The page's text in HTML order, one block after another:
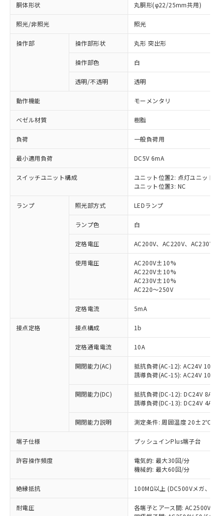
胴体形状 丸胴形(φ22/25mm共用)
照光/非照光 照光
操作部 操作部形状 丸形 突出形
操作部色 白
透明/不透明 透明
動作機能 モーメンタリ
ベゼル材質 樹脂
負荷 一般負荷用
最小適用負荷 DC5V 6mA
スイッチユニット構成
ユニット位置2: 点灯ユニット
ユニット位置3: NC
ランプ 照光部方式 LEDランプ
ランプ色 白
定格電圧 AC200V、AC220V、AC230V
使用電圧
AC200V±10%
AC220V±10%
AC230V±10%
AC220～250V
定格電流 5mA
接点定格 接点構成 1b
定格通電電流 10A
開閉能力(AC)
抵抗負荷(AC-12): AC24V 10A/
誘導負荷(AC-15): AC24V
開閉能力(DC)
抵抗負荷(DC-12): DC24V 8A/
誘導負荷(DC-13): DC24V 4A/
開閉能力説明 測定条件: 周囲温度 20±2℃、
端子仕様 プッシュインPlus端子台
許容操作頻度
電気的: 最大30回/分
機械的: 最大60回/分
絶縁抵抗 100MΩ以上 (DC500Vメガ、点
耐電圧
各端子とアース間: AC2500V
ご利用条件
以下の条件をお読みいただき、同意のうえ
本サービスは、当社制御機器事業取扱
商品の当社在庫状況および標準価格
(税抜)を提供させていただくもので
当社制御機器事業取扱商品の中には、
本サービスの対象外となる商品もある
ことをご了承ください。
在庫状況および標準価格照会結果は、
記載している更新日時点での社内デー
タに基づき作成されるものであり、閲
準価格とは異なる場合があることをご
対応済み：EU RoHS指令（10物質）の
非含有に対応した製品が提供可能な商品で
対応予定：EU RoHS指令（10物質）の非含
有に対応した製品に切り替える予定のある
対応予定なし：EU RoHS指令（10物質）の
非含有に非対応の商品で、対応品を出す予
調査・確認中：EU RoHS指令（10物質）の
非含有の対応状況を調査中または確認中の
非該当品：ライセンス料など無形物で、有
害物質有無と関係のない商品です。
仕入先様の事情により、非含有部品として
いたものが、含有品と判明した場合などや
むを得ず変更することがあります。
*EU RoHS指令（10物質）：
鉛(Pb) 1000ppm以下、 水銀(Hg) 1000ppm以下、 カド
六価クロム(Cr(Ⅵ)) 1000ppm以下、ポリ臭化ビフェニル
「○」：最大均質材料含有率が中国RoHSの
基準値以下であることを示します。
「×」：最大均質材料含有率が中国RoHSの
基準値を超えていることを示します。
「－」：未確認です。当社販売部門へお問
当社は、これら貴社製品のうち、外国
為替および外国貿易法に定める商品
（以下｢規制貨物等」という）を輸出
または国外への提供する場合は、日本
国政府の輸出許可(または役務取引許
可)を取得するなどの必要な手続きを